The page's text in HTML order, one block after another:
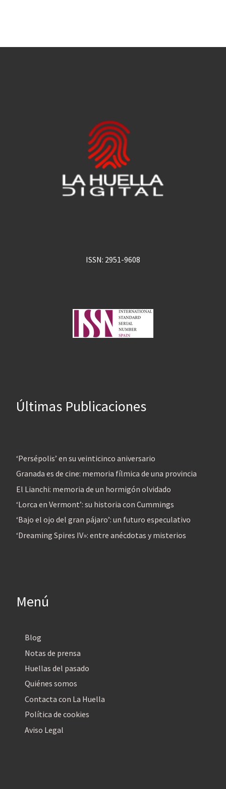
ISSN: 2951-9608
Últimas Publicaciones
‘Persépolis’ en su veinticinco aniversario
Granada es de cine: memoria fílmica de una provincia
El Lianchi: memoria de un hormigón olvidado
‘Lorca en Vermont’: su historia con Cummings
‘Bajo el ojo del gran pájaro’: un futuro especulativo
‘Dreaming Spires IV»: entre anécdotas y misterios
Menú
Blog
Notas de prensa
Huellas del pasado
Quiénes somos
Contacta con La Huella
Política de cookies
Aviso Legal